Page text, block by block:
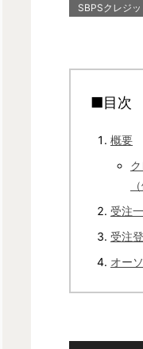
SBPSクレジ
■目次
概要
受注
受注
オー